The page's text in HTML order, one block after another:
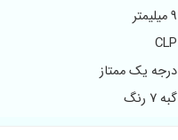
CLP
درجه یک ممتاز
گبه 7 رنگ